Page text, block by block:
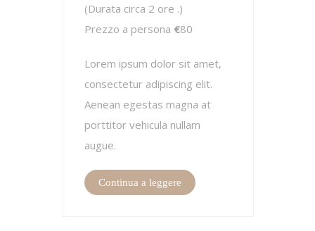
(Durata circa 2 ore .)
Prezzo a persona €80
Lorem ipsum dolor sit amet,
consectetur adipiscing elit.
Aenean egestas magna at
porttitor vehicula nullam
augue.
Continua a leggere